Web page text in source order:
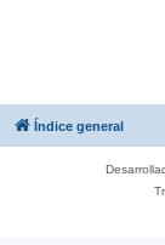
Índice general